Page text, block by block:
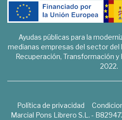
Ayudas públicas para la
medianas empresas del sector del
Recuperación, Transformación
2022.
Política de privacidad
Marcial Pons Librero S.L. -